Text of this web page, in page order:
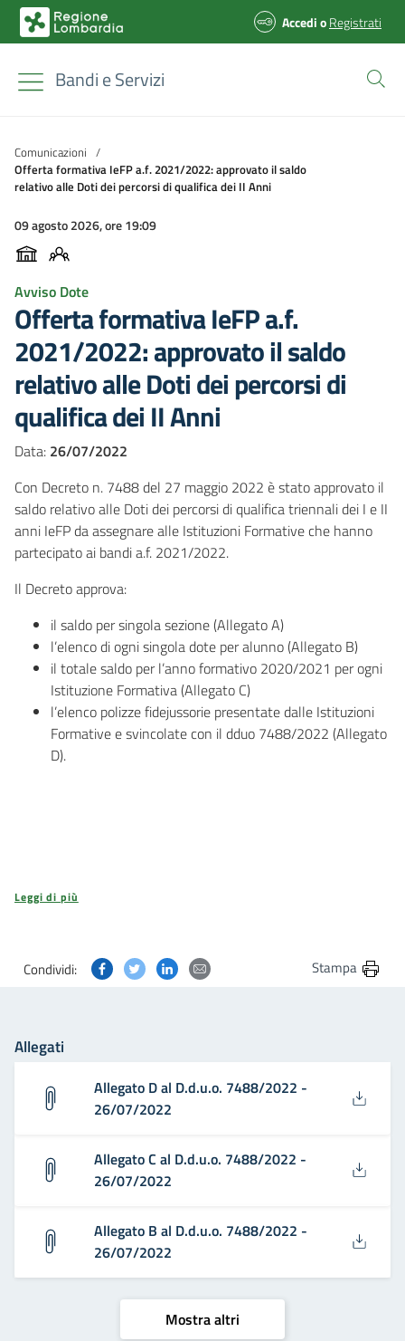
AccedioRegistrati
Bandi e Servizi
Comunicazioni /
Offerta formativa IeFP a.f. 2021/2022: approvato il saldo
relativo alle Doti dei percorsi di qualifica dei II Anni
09 agosto 2026, ore 19:09
Avviso Dote
Offerta formativa IeFP a.f.
2021/2022: approvato il saldo
relativo alle Doti dei percorsi di
qualifica dei II Anni
Data: 26/07/2022
Con Decreto n. 7488 del 27 maggio 2022 è stato approvato il
saldo relativo alle Doti dei percorsi di qualifica triennali dei I e II
anni IeFP da assegnare alle Istituzioni Formative che hanno
partecipato ai bandi a.f. 2021/2022.
Il Decreto approva:
il saldo per singola sezione (Allegato A)
l’elenco di ogni singola dote per alunno (Allegato B)
il totale saldo per l’anno formativo 2020/2021 per ogni
Istituzione Formativa (Allegato C)
l’elenco polizze fidejussorie presentate dalle Istituzioni
Formative e svincolate con il dduo 7488/2022 (Allegato
D).
Leggi di più
Condividi: Condividi questa pagina su Facebook
Condividi questa pagina su Twitter
Condividi questa pagina su Linkedin
Condividi questa pagina via
Stampa
Allegati
Allegato D al D.d.u.o. 7488/2022 -
26/07/2022
Allegato C al D.d.u.o. 7488/2022 -
26/07/2022
Allegato B al D.d.u.o. 7488/2022 -
26/07/2022
Mostra altri